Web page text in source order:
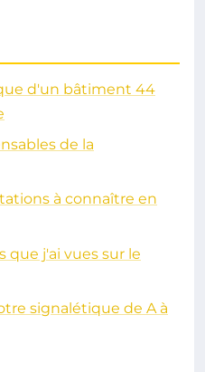
d'un bâtiment 44
de la
à connaître en
que j'ai vues sur le
signalétique de A à